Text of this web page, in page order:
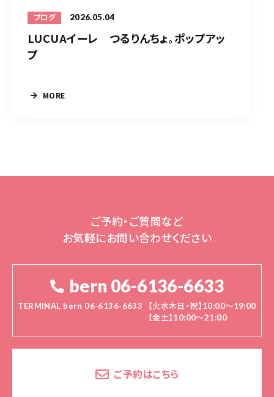
ブログ 2026.05.04
LUCUAイーレ つるりんちょ。ポップアッ
プ
MORE
ご予約・ご質問など
お気軽にお問い合わせください
bern 06-6136-6633
TERMINAL bern 06-6136-6633
【火水木日・祝】10:00～19:00
【金土】10:00〜21:00
ご予約はこちら